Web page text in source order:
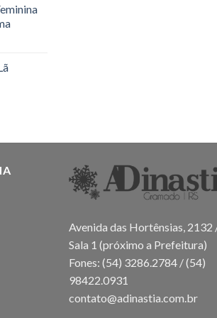
Avenida das Hortênsias, 2132
Sala 1 (próximo a Prefeitura)
Fones: (54) 3286.2784 / (54)
98422.0931
contato@adinastia.com.br